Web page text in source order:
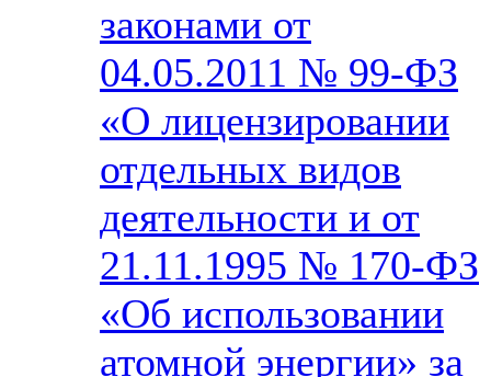
законами от
04.05.2011 № 99-ФЗ
«О лицензировании
отдельных видов
деятельности и от
21.11.1995 № 170-ФЗ
«Об использовании
атомной энергии» за